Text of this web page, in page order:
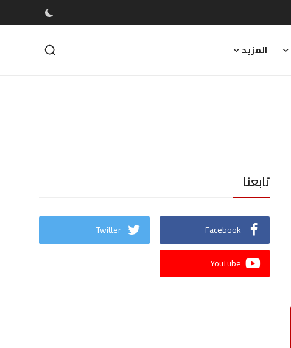
المزيد
تابعنا
Facebook
Twitter
YouTube